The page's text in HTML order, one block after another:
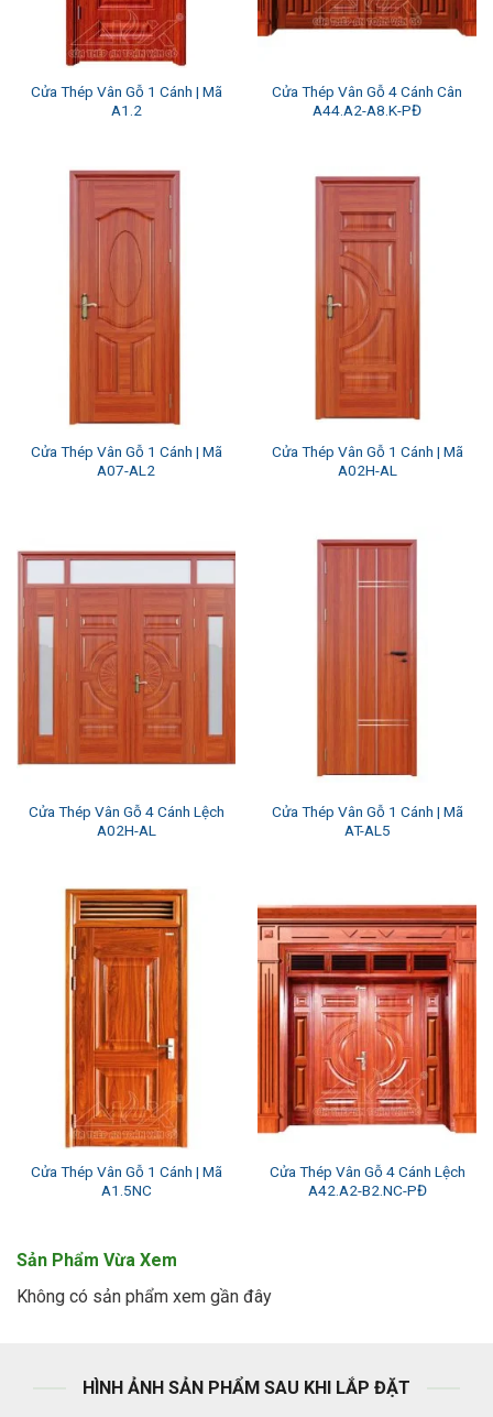
Cửa Thép Vân Gỗ 1 Cánh | Mã
A1.2
Cửa Thép Vân Gỗ 4 Cánh Cân
A44.A2-A8.K-PĐ
Cửa Thép Vân Gỗ 1 Cánh | Mã
A07-AL2
Cửa Thép Vân Gỗ 1 Cánh | Mã
A02H-AL
Cửa Thép Vân Gỗ 4 Cánh Lệch
A02H-AL
Cửa Thép Vân Gỗ 1 Cánh | Mã
AT-AL5
Cửa Thép Vân Gỗ 1 Cánh | Mã
A1.5NC
Cửa Thép Vân Gỗ 4 Cánh Lệch
A42.A2-B2.NC-PĐ
Sản Phẩm Vừa Xem
Không có sản phẩm xem gần đây
HÌNH ẢNH SẢN PHẨM SAU KHI LẮP ĐẶT